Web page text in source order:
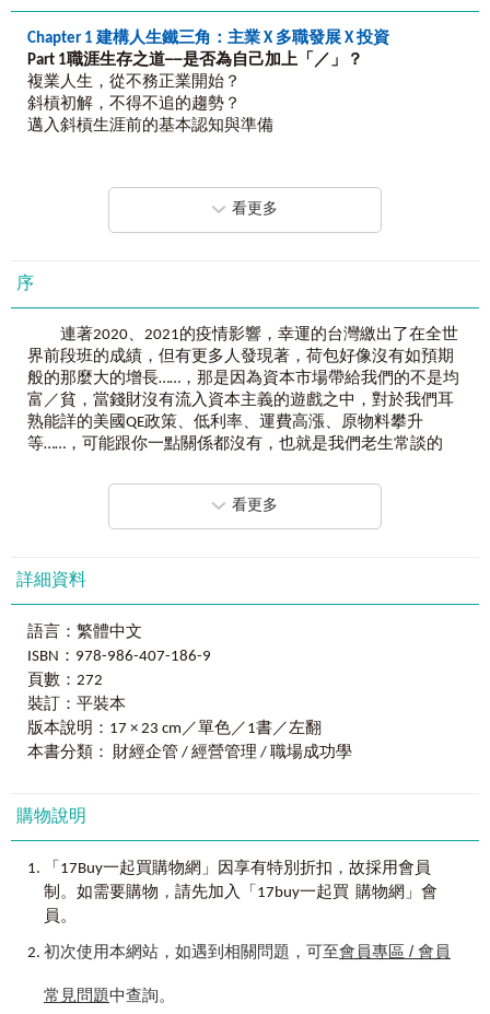
複業經營，再把副業當主業，
自己的人生自己做主！
今天不做，明天的你，就會後悔莫及！
想結婚，沒有錢……
想買房，沒有錢……
8個SOP步驟，35張Check list，15個能力，
讓你的人生從「 複業」變成「副業 」，從「副業」到「創業
成功」！
■36%的創業者是從複業開始！
想要賺更多錢，那就創業當老闆，
創業不難，「複業」就是邁向「創業」的第一步，
【斜槓世代的人生成功方程式】
鞏固單槓專業 → 找尋斜槓機會 → 複業經營 → 把副業當主業
多職力｜找尋發展多職角色的能力
延展力｜成為「章魚型人才」的能力
學習力｜培養新專業的能力
自由力｜從容面對挑戰與轉變的能力
行動力｜自由發展的能力
專注力｜專心致志的能力
思考力｜多元思考、統整想法的能力
社交力｜開展並維繫人際關係的能力
閱讀力｜吸收新知的能力
投資力｜投資自己與金錢的能力
抗壓力｜正向面對困境的能力
執行力｜確實執行計畫的能力
※ 下一個十年，公司倒、被資遣、放無薪假？以上全與我無
Chapter 1建構人生鐵三角：主業 X 多職發展 X 投資
Part 1職涯生存之道──是否為自己加上「／」？
複業人生，從不務正業開始？
斜槓初解，不得不追的趨勢？
邁入斜槓生涯前的基本認知與準備
職場力──進入體制內，鞏固單槓專業
核心關鍵─在履歷海中脫穎而出
精通階段─養成專業能力
斜槓前打底，先縱向再往橫向發展
多角力發展的前置準備
創業好嗎？
Part 4延展力──中長程目標：成為章魚型人才
集多項本領於一身
全才型文藝復興人的7種培養
Part 5 學習力──進退職場最重要的關鍵一步
一萬小時定律
Step 2 質的提升：刻意練習
Chapter 3行動前必看，多職人生的機會與風險
Part 6 自由力──當改變來臨時，隨時做好準備
追求職場上的選擇自由
工作職涯的四象限—E.S.B.I
個人即是企業：精實創業
系統化你的事業—中間人經濟
Part 7行動力 ──
網路，自由移動直通斜槓捷徑
行動辦公，挑戰傳統工作形態
社群行銷，不可不知的新興商業學
間接商業模式，打開顧客的心理帳戶
Chapter 4完勝實戰現場，避免成為下流老人
Part 8
做好自我投資，追求實心的斜槓
Part 9持續力──扭轉人生的不間斷訓練
看更多
序
連著2020、2021的疫情影響，幸運的台灣繳出了在全世
界前段班的成績，但有更多人發現著，荷包好像沒有如預期
般的那麼大的增長……，那是因為資本市場帶給我們的不是均
富／貧，當錢財沒有流入資本主義的遊戲之中，對於我們耳
熟能詳的美國QE政策、低利率、運費高漲、原物料攀升
等……，可能跟你一點關係都沒有，也就是我們老生常談的
2022的開年好像也一點都不輕鬆。QE要緊縮、升息蠢蠢
欲動、俄羅斯烏克蘭戰爭、原油價格飆漲、連帶著最可怕的
束了，而不論是被動或是積極的應對，國家、企業乃至於個
以上這些層出不窮的新聞似乎每天都在恐嚇著我們，但
我們好像都見怪不怪了，繼續埋首努力著自己的工作，假日
追求著自己的小確幸，因為我們又能如何呢？
其實我們可以有更積極的做法。
然之後工作也有銜接上，但我還是刻意地保持發展另外兩項
教育及創作的職涯。很辛苦、很累，當朋友們可以利用晚上
時間看看日、韓劇，逛逛街，我要在電腦螢幕前打著稿子；
當假日時可以出外看電影、踏青，我要在講台上刻畫著一個
個英文單字，講解著一行行文法規則。就這樣過了快二十
年，我過著多工的生活，體驗著這一切的忙碌，而這生活型
態在這兩年突然多了一個很酷炫的名詞─斜槓生活，或是可說
看更多
詳細資料
語言：繁體中文
ISBN：978-986-407-186-9
頁數：272
裝訂：平裝本
版本說明：17 × 23 cm／單色／1書／左翻
本書分類： 財經企管 / 經營管理 / 職場成功學
購物說明
「17Buy一起買購物網」因享有特別折扣 ， 故採用會員
制 。 如需要購物 ， 請先加入「17buy一起買 購物網」會
員。
初次使用本網站，如遇到相關問題，可至會員專區 / 會員
常見問題中查詢。